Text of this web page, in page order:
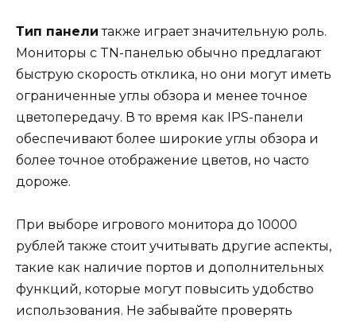
Тип панели также играет значительную роль.
Мониторы с TN-панелью обычно предлагают
быструю скорость отклика, но они могут иметь
ограниченные углы обзора и менее точное
цветопередачу. В то время как IPS-панели
обеспечивают более широкие углы обзора и
более точное отображение цветов, но часто
дороже.
При выборе игрового монитора до 10000
рублей также стоит учитывать другие аспекты,
такие как наличие портов и дополнительных
функций, которые могут повысить удобство
использования. Не забывайте проверять